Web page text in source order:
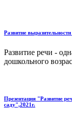
Развитие
Развитие речи -
дошкольного
Презентация "Развитие
саду",2021г.